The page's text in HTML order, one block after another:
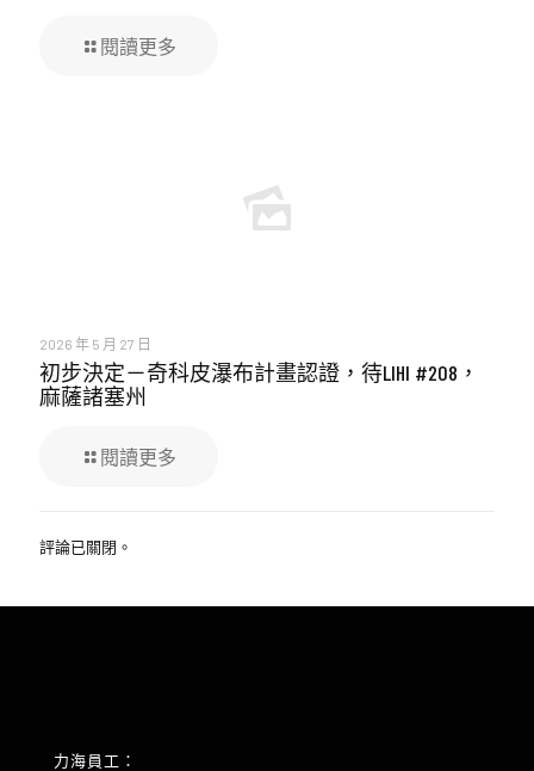
閱讀更多
2026 年 5 月 27 日
初步決定－奇科皮瀑布計畫認證，待LIHI #208，
麻薩諸塞州
閱讀更多
評論已關閉。
力海員工：